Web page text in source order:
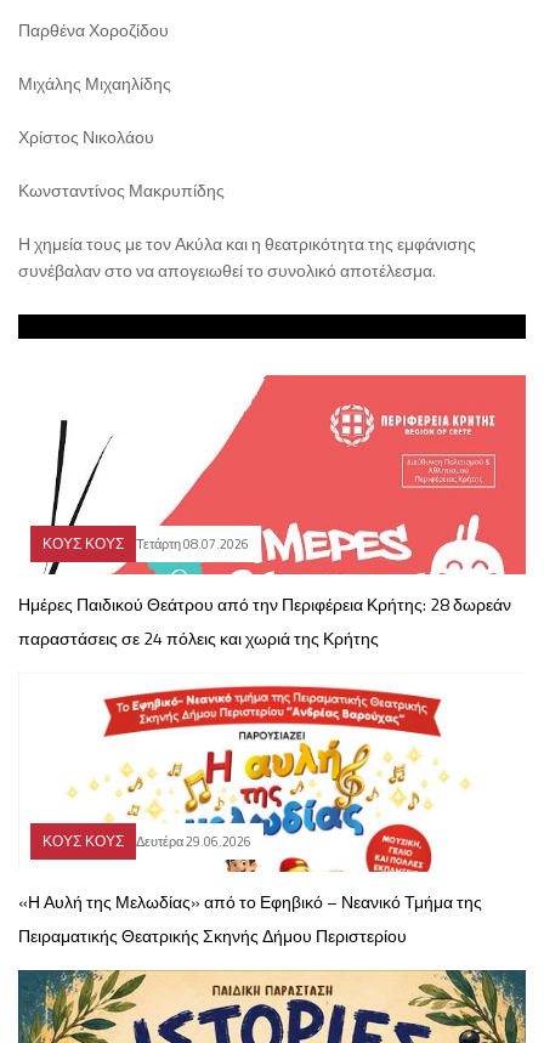
Παρθένα Χοροζίδου
Μιχάλης Μιχαηλίδης
Χρίστος Νικολάου
Κωνσταντίνος Μακρυπίδης
Η χημεία τους με τον Ακύλα και η θεατρικότητα της εμφάνισης
συνέβαλαν στο να απογειωθεί το συνολικό αποτέλεσμα.
ΚΟΥΣ ΚΟΥΣ Τετάρτη 08.07.2026
Ημέρες Παιδικού Θεάτρου από την Περιφέρεια Κρήτης: 28 δωρεάν
παραστάσεις σε 24 πόλεις και χωριά της Κρήτης
ΚΟΥΣ ΚΟΥΣ Δευτέρα 29.06.2026
«Η Αυλή της Μελωδίας» από το Εφηβικό – Νεανικό Τμήμα της
Πειραματικής Θεατρικής Σκηνής Δήμου Περιστερίου